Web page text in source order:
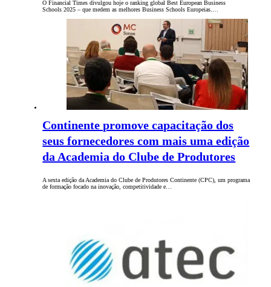
O Financial Times divulgou hoje o ranking global Best European Business
Schools 2025 – que medem as melhores Business Schools Europeias.…
Continente promove capacitação dos
seus fornecedores com mais uma edição
da Academia do Clube de Produtores
A sexta edição da Academia do Clube de Produtores Continente (CPC), um programa
de formação focado na inovação, competitividade e…